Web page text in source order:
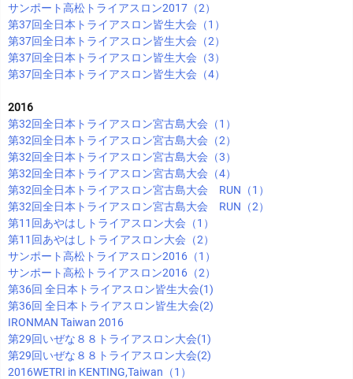
サンポート高松トライアスロン2017（2）
第37回全日本トライアスロン皆生大会（1）
第37回全日本トライアスロン皆生大会（2）
第37回全日本トライアスロン皆生大会（3）
第37回全日本トライアスロン皆生大会（4）
2016
第32回全日本トライアスロン宮古島大会（1）
第32回全日本トライアスロン宮古島大会（2）
第32回全日本トライアスロン宮古島大会（3）
第32回全日本トライアスロン宮古島大会（4）
第32回全日本トライアスロン宮古島大会 RUN（1）
第32回全日本トライアスロン宮古島大会 RUN（2）
第11回あやはしトライアスロン大会（1）
第11回あやはしトライアスロン大会（2）
サンポート高松トライアスロン2016（1）
サンポート高松トライアスロン2016（2）
第36回 全日本トライアスロン皆生大会(1)
第36回 全日本トライアスロン皆生大会(2)
IRONMAN Taiwan 2016
第29回いぜな８８トライアスロン大会(1)
第29回いぜな８８トライアスロン大会(2)
2016WETRI in KENTING,Taiwan（1）